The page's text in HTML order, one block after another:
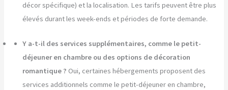
décor spécifique) et la localisation. Les tarifs peuvent être plus
élevés durant les week-ends et périodes de forte demande.
Y a-t-il des services supplémentaires, comme le petit-
déjeuner en chambre ou des options de décoration
romantique ? Oui, certaines hébergements proposent des
services additionnels comme le petit-déjeuner en chambre,